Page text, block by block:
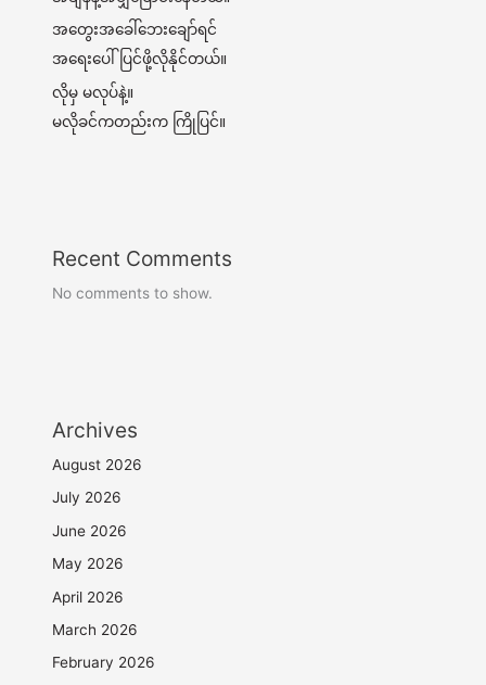
အတွေးအခေါ်ဘေးချော်ရင်
အရေးပေါ်ပြင်ဖို့လိုနိုင်တယ်။
လိုမှ မလုပ်နဲ့။
မလိုခင်ကတည်းက ကြိုပြင်။
Recent Comments
No comments to show.
Archives
August 2026
July 2026
June 2026
May 2026
April 2026
March 2026
February 2026